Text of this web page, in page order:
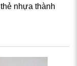
nhựa thành